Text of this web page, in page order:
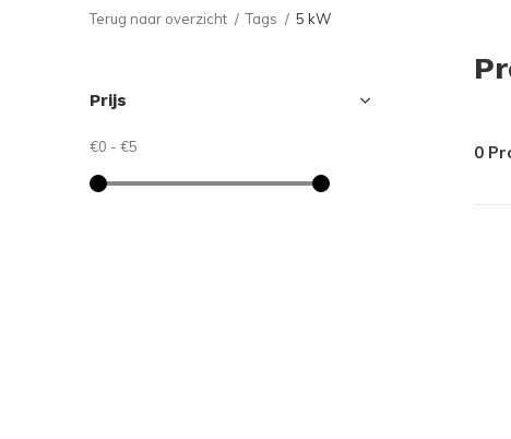
Terug naar overzicht Tags 5 kW
0
Prijs
€0 - €5